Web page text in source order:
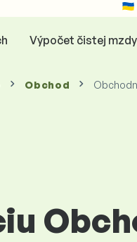
Výpočet čistej mzdy
Obchod